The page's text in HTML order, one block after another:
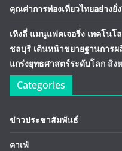
คุณค่าการท่องเที่ยวไทยอย่างยั่
เหิงลี่ แมนูแฟคเจอริ่ง เทคโนโ
ชลบุรี เดินหน้าขยายฐานการผ
แกร่งยุทธศาสตร์ระดับโลก สิง
Categories
ข่าวประชาสัมพันธ์
คาเฟ่